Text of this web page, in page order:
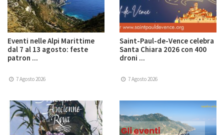
Eventi nelle Alpi Marittime
dal 7 al 13 agosto: feste
patron ...
7 Agosto 2026
Saint-Paul-de-Vence celebra
Santa Chiara 2026 con 400
droni ...
7 Agosto 2026